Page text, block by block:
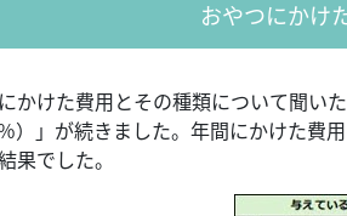
おやつにかけ
かけた費用とその種類について聞い
％）」が続きました。年間にかけた
果でした。